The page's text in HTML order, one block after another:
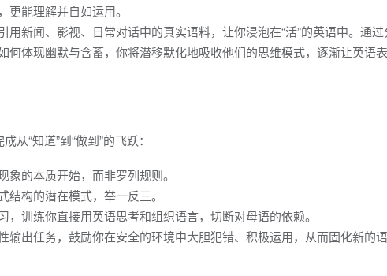
能理解并自如运用。
用新闻、影视、日常对话中的真实语料，让你浸泡在“活”的英语中。通
何体现幽默与含蓄，你将潜移默化地吸收他们的思维模式，逐渐让英语
“知道”到“做到”的飞跃：
象的本质开始，而非罗列规则。
结构的潜在模式，举一反三。
，训练你直接用英语思考和组织语言，切断对母语的依赖。
输出任务，鼓励你在安全的环境中大胆犯错、积极运用，从而固化新的